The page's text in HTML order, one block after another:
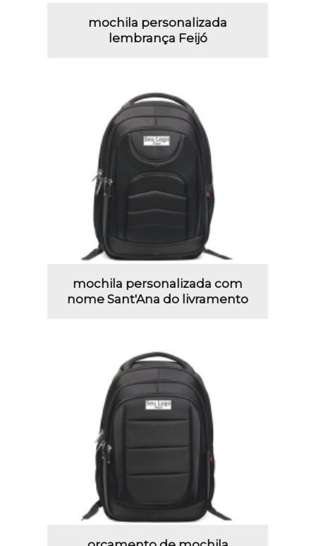
mochila personalizada
lembrança Feijó
mochila personalizada com
nome Sant'Ana do livramento